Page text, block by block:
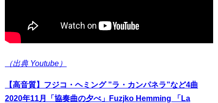
（出典 Youtube）
【高音質】フジコ・ヘミング ”ラ・カンパネラ”など4曲
2020年11月「協奏曲の夕べ」Fuzjko Hemming 「La